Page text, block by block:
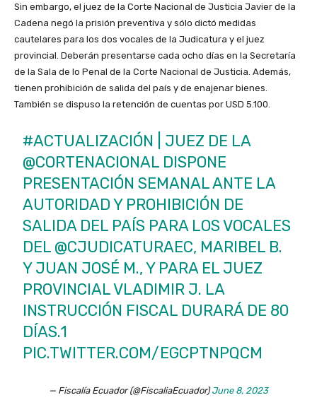
Sin embargo, el juez de la Corte Nacional de Justicia Javier de la
Cadena negó la prisión preventiva y sólo dictó medidas
cautelares para los dos vocales de la Judicatura y el juez
provincial. Deberán presentarse cada ocho días en la Secretaría
de la Sala de lo Penal de la Corte Nacional de Justicia. Además,
tienen prohibición de salida del país y de enajenar bienes.
También se dispuso la retención de cuentas por USD 5.100.
#ACTUALIZACIÓN | JUEZ DE LA
@CORTENACIONAL DISPONE
PRESENTACIÓN SEMANAL ANTE LA
AUTORIDAD Y PROHIBICIÓN DE
SALIDA DEL PAÍS PARA LOS VOCALES
DEL @CJUDICATURAEC, MARIBEL B.
Y JUAN JOSÉ M., Y PARA EL JUEZ
PROVINCIAL VLADIMIR J. LA
INSTRUCCIÓN FISCAL DURARÁ DE 80
DÍAS.1
PIC.TWITTER.COM/EGCPTNPQCM
— Fiscalía Ecuador (@FiscaliaEcuador)June 8, 2023